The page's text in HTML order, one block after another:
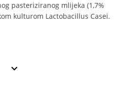
pasteriziranog mlijeka (1,7%
kulturom Lactobacillus Casei.